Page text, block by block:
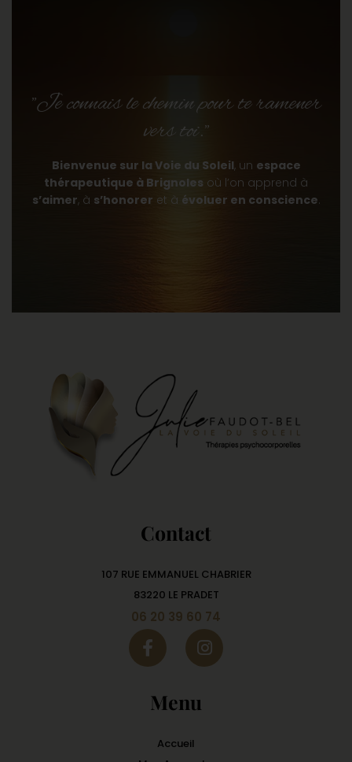
"Je connais le chemin pour te ramener
vers toi."
Bienvenue sur la Voie du Soleil, un espace
thérapeutique à Brignoles où l’on apprend à
s’aimer, à s’honorer et à évoluer en conscience.
Contact
107 RUE EMMANUEL CHABRIER
83220 LE PRADET
06 20 39 60 74
Menu
Accueil